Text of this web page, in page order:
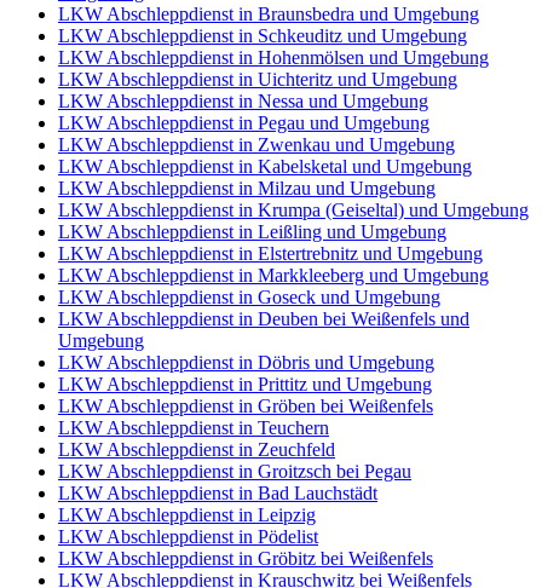
LKW Abschleppdienst in Braunsbedra und Umgebung
LKW Abschleppdienst in Schkeuditz und Umgebung
LKW Abschleppdienst in Hohenmölsen und Umgebung
LKW Abschleppdienst in Uichteritz und Umgebung
LKW Abschleppdienst in Nessa und Umgebung
LKW Abschleppdienst in Pegau und Umgebung
LKW Abschleppdienst in Zwenkau und Umgebung
LKW Abschleppdienst in Kabelsketal und Umgebung
LKW Abschleppdienst in Milzau und Umgebung
LKW Abschleppdienst in Krumpa (Geiseltal) und Umgebung
LKW Abschleppdienst in Leißling und Umgebung
LKW Abschleppdienst in Elstertrebnitz und Umgebung
LKW Abschleppdienst in Markkleeberg und Umgebung
LKW Abschleppdienst in Goseck und Umgebung
LKW Abschleppdienst in Deuben bei Weißenfels und
Umgebung
LKW Abschleppdienst in Döbris und Umgebung
LKW Abschleppdienst in Prittitz und Umgebung
LKW Abschleppdienst in Gröben bei Weißenfels
LKW Abschleppdienst in Teuchern
LKW Abschleppdienst in Zeuchfeld
LKW Abschleppdienst in Groitzsch bei Pegau
LKW Abschleppdienst in Bad Lauchstädt
LKW Abschleppdienst in Leipzig
LKW Abschleppdienst in Pödelist
LKW Abschleppdienst in Gröbitz bei Weißenfels
LKW Abschleppdienst in Krauschwitz bei Weißenfels